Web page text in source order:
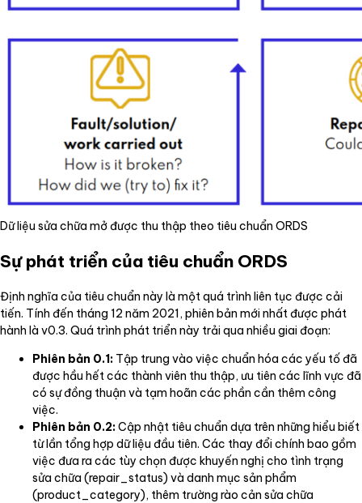
Dữ liệu sửa chữa mở được thu thập theo tiêu chuẩn ORDS
Sự phát triển của tiêu chuẩn ORDS
Định nghĩa của tiêu chuẩn này là một quá trình liên tục được cải
tiến. Tính đến tháng 12 năm 2021, phiên bản mới nhất được phát
hành là v0.3. Quá trình phát triển này trải qua nhiều giai đoạn:
Phiên bản 0.1: Tập trung vào việc chuẩn hóa các yếu tố đã
được hầu hết các thành viên thu thập, ưu tiên các lĩnh vực đã
có sự đồng thuận và tạm hoãn các phần cần thêm công
việc.
Phiên bản 0.2:Cập nhật tiêu chuẩn dựa trên những hiểu biết
từ lần tổng hợp dữ liệu đầu tiên. Các thay đổi chính bao gồm
việc đưa ra các tùy chọn được khuyến nghị cho tình trạng
sửa chữa (repair_status) và danh mục sản phẩm
(product_category), thêm trường rào cản sửa chữa